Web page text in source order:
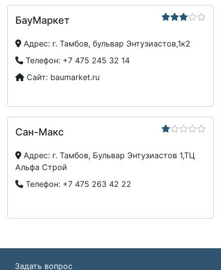
БауМаркет
Адрес: г. Тамбов, бульвар Энтузиастов,1к2
Телефон: +7 475 245 32 14
Сайт: baumarket.ru
Сан-Макс
Адрес: г. Тамбов, Бульвар Энтузиастов 1,ТЦ
Альфа Строй
Телефон: +7 475 263 42 22
Задать вопрос